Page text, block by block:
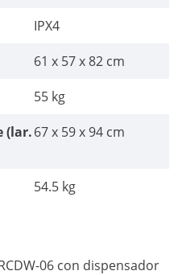
IPX4
61 x 57 x 82 cm
55 kg
(lar.67 x 59 x 94 cm
54.5 kg
06 con dispensador